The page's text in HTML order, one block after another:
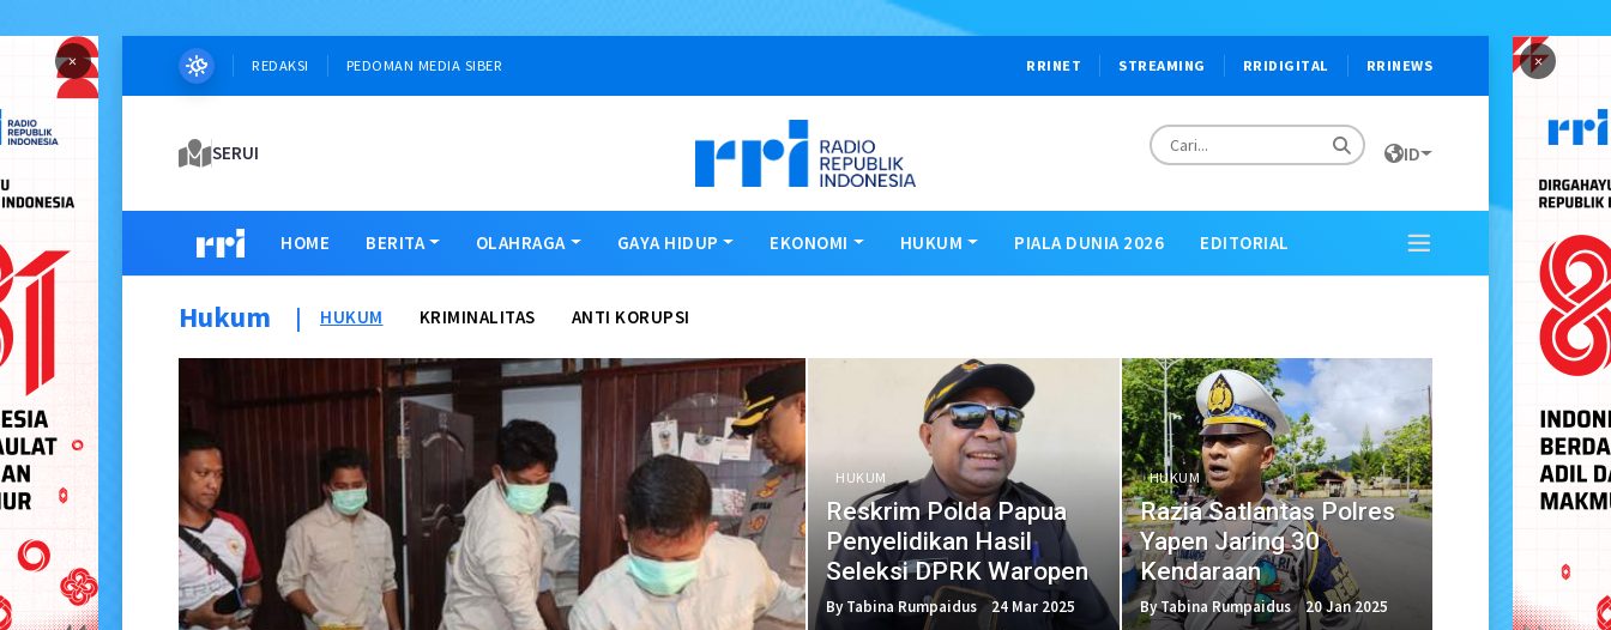
× ×
REDAKSI PEDOMAN MEDIA SIBER RRINET STREAMING RRIDIGITAL RRINEWS
SERUI ID
HOME BERITA OLAHRAGA GAYA HIDUP EKONOMI HUKUM PIALA DUNIA 2026 EDITORIAL
Hukum | HUKUM KRIMINALITAS ANTI KORUPSI
HUKUM
Reskrim Polda Papua
Penyelidikan Hasil
Seleksi DPRK Waropen
By Tabina Rumpaidus 24 Mar 2025
HUKUM
Razia Satlantas Polres
Yapen Jaring 30
Kendaraan
By Tabina Rumpaidus 20 Jan 2025